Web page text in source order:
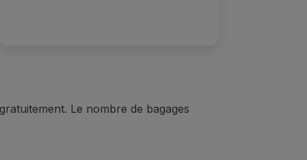
Le nombre de bagages